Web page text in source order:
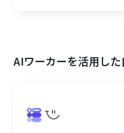
AIワーカーを活用し